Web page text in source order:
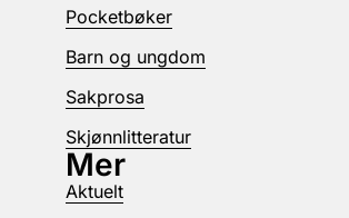
Pocketbøker
Barn og ungdom
Sakprosa
Skjønnlitteratur
Mer
Aktuelt